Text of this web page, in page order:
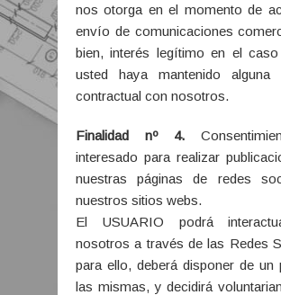
nos otorga en el momento de
envío de comunicaciones
bien, interés legítimo en el
usted haya mantenido alguna
contractual con nosotros.
Finalidad nº 4.
interesado para realizar
nuestras páginas de redes
nuestros sitios webs.
El USUARIO podrá
nosotros a través de las Redes
para ello, deberá disponer de un
las mismas, y decidirá